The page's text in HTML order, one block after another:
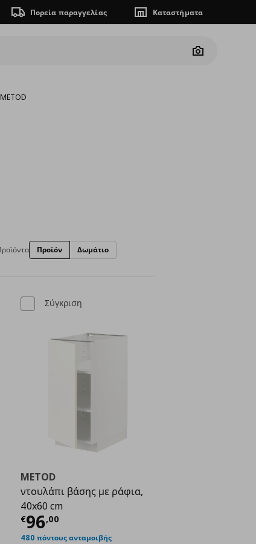
Πορεία παραγγελίας Καταστήματα
Camera
Προϊόν Δωμάτιο
€ 80,50
Σύγκριση
METOD
ντουλάπι βάσης με ράφια,
40x60 cm
€96,00
Τρέχουσα τιμή
480 πόντους ανταμοιβής